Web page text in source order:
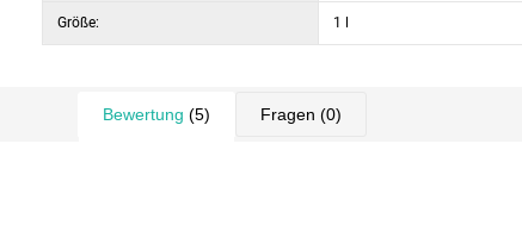
Größe: 1 l
Bewertung (5) Fragen (0)